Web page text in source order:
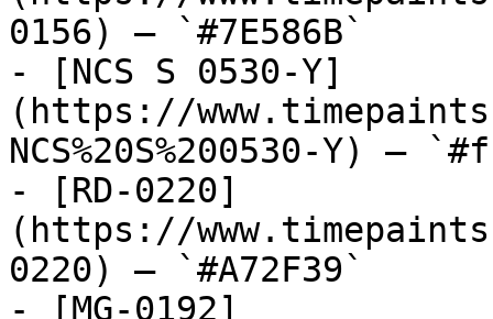
0156) — `#7E586B`
- [NCS S 0530-Y]
(https://
NCS%20S%200530-Y) —
- [RD-0220]
(https://
0220) — `#A72F39`
- [MG-0192]